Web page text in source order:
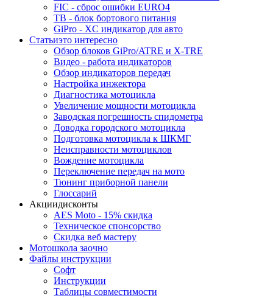
FIC - сброс ошибки EURO4
TB - блок бортового питания
GiPro - XC индикатор для авто
Статьиэто интересно
Обзор блоков GiPro/ATRE и X-TRE
Видео - работа индикаторов
Обзор индикаторов передач
Настройка инжектора
Диагноcтика мотоцикла
Увеличение мощности мотоцикла
Заводская погрешность спидометра
Доводка городского мотоцикла
Подготовка мотоцикла к ШКМГ
Неисправности мотоциклов
Вождение мотоцикла
Переключение передач на мото
Тюнинг приборной панели
Глоссарий
Акциидисконты
AES Moto - 15% скидка
Техническое спонсорство
Скидка веб мастеру
Мотошкола заочно
Файлы инструкции
Софт
Инструкции
Таблицы совместимости